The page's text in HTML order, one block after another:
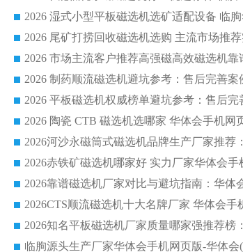
2026 尾矿打捞回收磁选机选购 主流市场推
2026 市场主流客户推荐高强磁高效磁选机靠